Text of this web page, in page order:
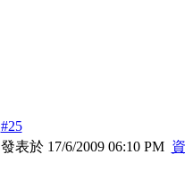
#25
發表於 17/6/2009 06:10 PM